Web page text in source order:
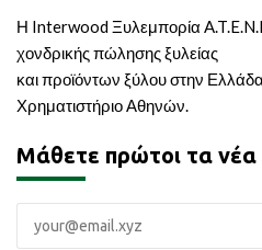
Η Interwood Ξυλεμπορία A.T.E.N.E
χονδρικής πώλησης ξυλείας
και προϊόντων ξύλου στην
Χρηματιστήριο Αθηνών.
Μάθετε πρώτοι τα νέα